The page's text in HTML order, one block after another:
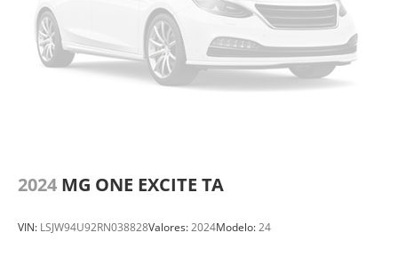
2024 MG ONE EXCITE TA
VIN: LSJW94U92RN038828Valores:2024Modelo:24